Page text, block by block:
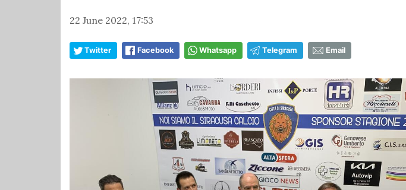
22 June 2022, 17:53
Twitter Facebook Whatsapp Telegram Email